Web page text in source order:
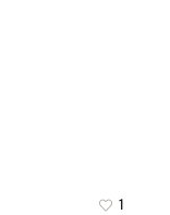
1